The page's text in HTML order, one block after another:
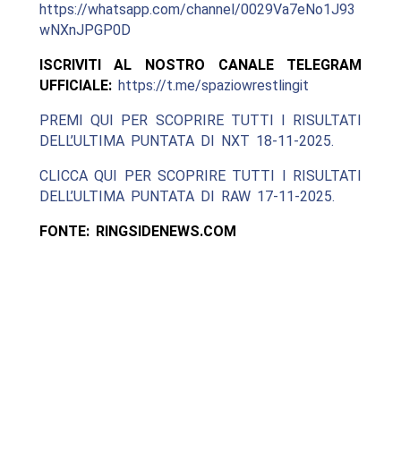
https://whatsapp.com/channel/0029Va7eNo1J93
wNXnJPGP0D
ISCRIVITI AL NOSTRO CANALE TELEGRAM
UFFICIALE: https://t.me/spaziowrestlingit
PREMI QUI PER SCOPRIRE TUTTI I RISULTATI
DELL’ULTIMA PUNTATA DI NXT 18-11-2025.
CLICCA QUI PER SCOPRIRE TUTTI I RISULTATI
DELL’ULTIMA PUNTATA DI RAW 17-11-2025.
FONTE: RINGSIDENEWS.COM